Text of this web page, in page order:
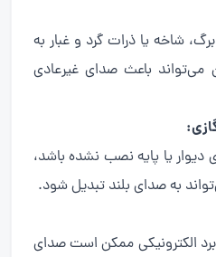
شاخه یا ذرات گرد و غبار به
می‌تواند باعث صدای غیرعادی
دیوار یا پایه نصب نشده باشد،
به صدای بلند تبدیل شود.
الکترونیکی ممکن است صدای